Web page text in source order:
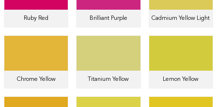
Ruby Red Brilliant Purple Cadmium Yellow Light
Chrome Yellow Titanium Yellow Lemon Yellow